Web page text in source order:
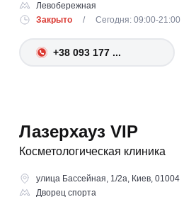
Левобережная
Закрыто
/ Сегодня: 09:00-21:00
+38 093 177 ...
Лазерхауз VIP
Косметологическая клиника
улица Бассейная, 1/2а, Киев, 01004
Дворец спорта